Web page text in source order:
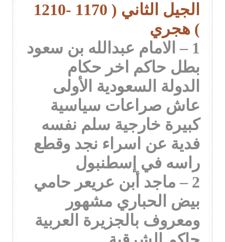
الجيل الثاني ( 1170 -1210
) هجري
1 – الامام عبدالله بن سعود
بطل حاكم اخر حكام
الدولة السعودية الأولى
عاش صراعات سياسية
كبيرة خارجية سلم نفسه
فدية عن اسراء نجد وقطع
راسه في إسطنبول
2 – ماجد أبن عريعر حامي
بيض الحباري مشهور
ومعروف بالجزيرة العربية